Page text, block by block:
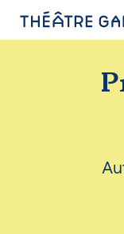
INFOS
AVEC LES
LES